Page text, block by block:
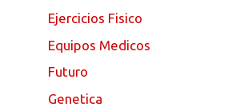
Ejercicios Fisico
Equipos Medicos
Futuro
Genetica